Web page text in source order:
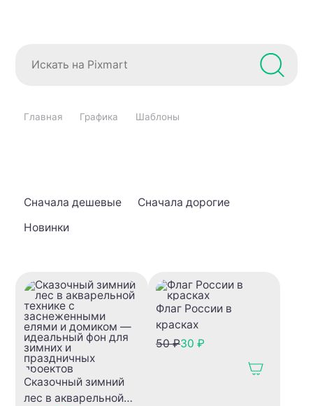
Главная Графика Шаблоны
Сначала дешевые
Сначала дорогие
Новинки
Сказочный зимний
лес в акварельной
Флаг России в
красках
50 ₽30 ₽